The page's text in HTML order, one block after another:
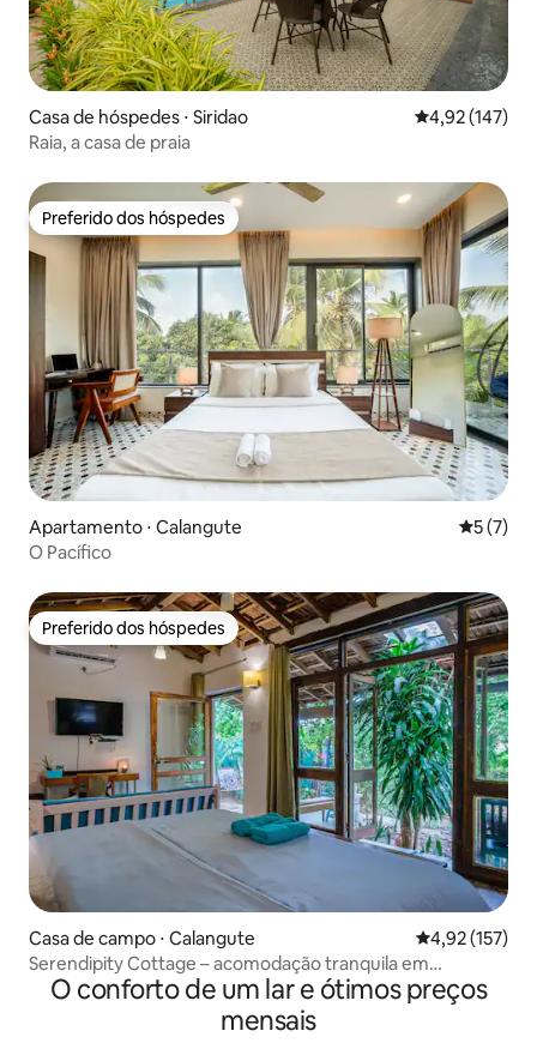
Casa de hóspedes ⋅ Siridao 4,92 de uma
4,92 (147)
Raia, a casa de praia
Preferido dos hóspedes
Preferido dos hóspedes
Apartamento ⋅ Calangute 5 de
5 (7)
O Pacífico
Preferido dos hóspedes
Preferido dos hóspedes
Casa de campo ⋅ Calangute 4,92 de uma
4,92 (157)
Serendipity Cottage – acomodação tranquila em
Calangute-Baga.
O conforto de um lar e ótimos preços
mensais